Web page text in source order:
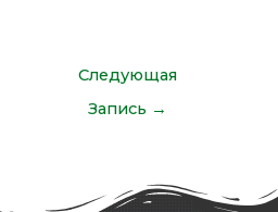
Следующая
Запись →